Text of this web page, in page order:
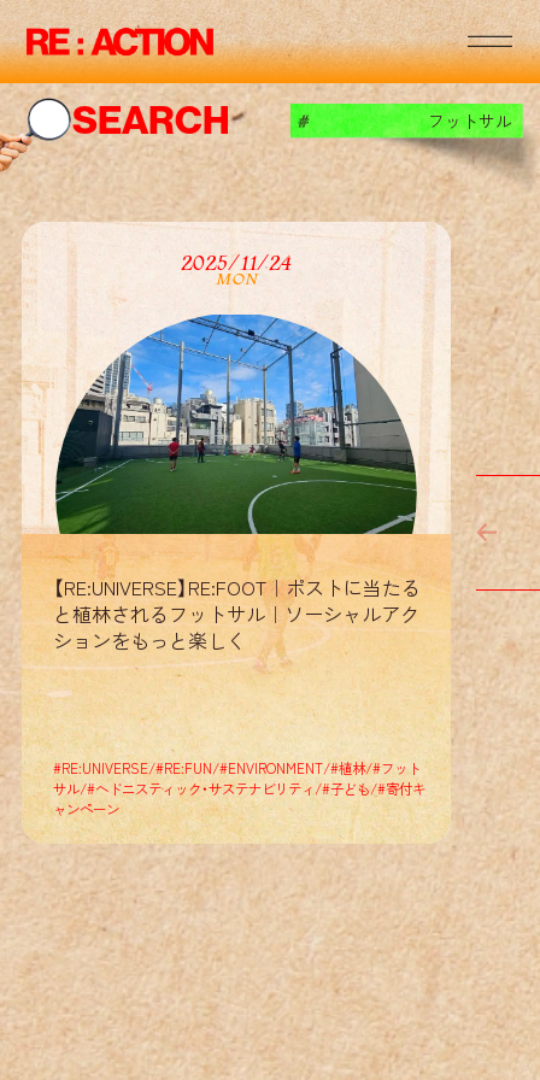
SEARCH
:
:
:
:
:
:
:
:
:
:
:
:
:
:
# フットサル
2025/11/24
MON
【RE:UNIVERSE】RE:FOOT｜ポストに当たる
と植林されるフットサル｜ソーシャルアク
ションをもっと楽しく
#RE:UNIVERSE/#RE:FUN/#ENVIRONMENT/#植林/#フット
サル/#ヘドニスティック・サステナビリティ/#子ども/#寄付キ
ャンペーン
RE:
RE:
RE:
RE:
RE:
RE:
RE:
RE:
RE:
RE:
RE:
RE:
:
: